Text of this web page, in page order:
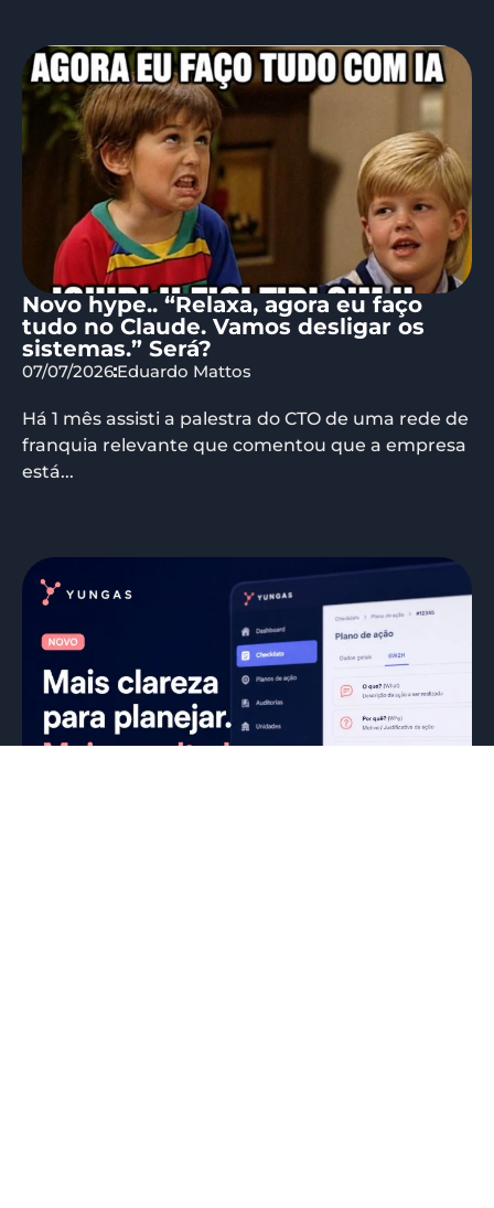
Novo hype.. “Relaxa, agora eu faço
tudo no Claude. Vamos desligar os
sistemas.” Será?
07/07/2026 Eduardo Mattos
Há 1 mês assisti a palestra do CTO de uma rede de
franquia relevante que comentou que a empresa
está...